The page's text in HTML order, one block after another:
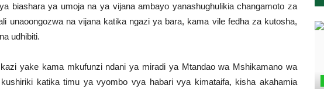
biashara ya umoja na ya vijana ambayo yanashughulikia changamoto za
unaoongozwa na vijana katika ngazi ya bara, kama vile fedha za kutosha,
udhibiti.
yake kama mkufunzi ndani ya miradi ya Mtandao wa Mshikamano wa
katika timu ya vyombo vya habari vya kimataifa, kisha akahamia